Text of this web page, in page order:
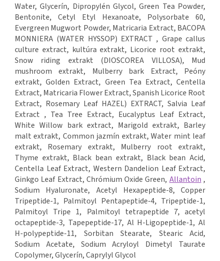
Water, Glycerín, Dipropylén Glycol, Green Tea Powder,
Bentonite, Cetyl Etyl Hexanoate, Polysorbate 60,
Evergreen Mugwort Powder, Matricaria Extract, BACOPA
MONNIERA (WATER HYSSOP) EXTRACT , Grape callus
culture extract, kultúra extrakt, Licorice root extrakt,
Snow riding extrakt (DIOSCOREA VILLOSA), Mud
mushroom extrakt, Mulberry bark Extract, Peóny
extrakt, Golden Extract, Green Tea Extract, Centella
Extract, Matricaria Flower Extract, Spanish Licorice Root
Extract, Rosemary Leaf HAZEL) EXTRACT, Salvia Leaf
Extract , Tea Tree Extract, Eucalyptus Leaf Extract,
White Willow bark extract, Marigold extrakt, Barley
malt extrakt, Common jazmín extrakt, Water mint leaf
extrakt, Rosemary extrakt, Mulberry root extrakt,
Thyme extrakt, Black bean extrakt, Black bean Acid,
Centella Leaf Extract, Western Dandelion Leaf Extract,
Ginkgo Leaf Extract, Chrómium Oxide Green, Allantoin ,
Sodium Hyaluronate, Acetyl Hexapeptide-8, Copper
Tripeptide-1, Palmitoyl Pentapeptide-4, Tripeptide-1,
Palmitoyl Tripe 1, Palmitoyl tetrapeptide 7, acetyl
octapeptide-3, Tapepeptide-17, Al H-Ligopeptide-1, Al
H-polypeptide-11, Sorbitan Stearate, Stearic Acid,
Sodium Acetate, Sodium Acryloyl Dimetyl Taurate
Copolymer, Glycerín, Caprylyl Glycol